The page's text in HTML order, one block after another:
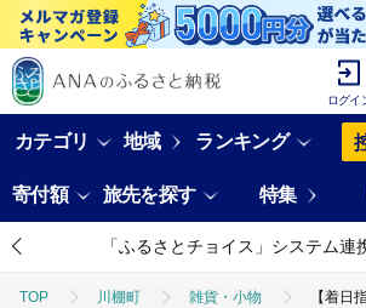
ログイ
カテゴリ 地域 ランキング
寄付額 旅先を探す 特集
「ふるさとチョイス」システム連
TOP 川棚町 雑貨・小物 【着日